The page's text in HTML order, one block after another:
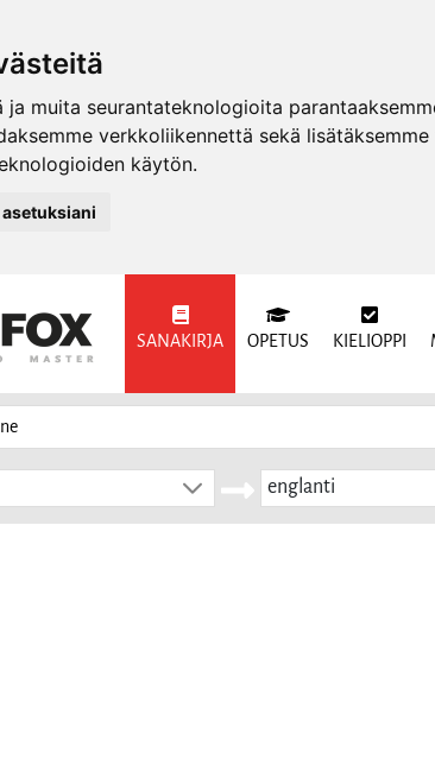
ja muita seurantateknologioita
verkkoliikennettä sekä
käytön.
SANAKIRJA OPETUS KIELIOPPI
englanti